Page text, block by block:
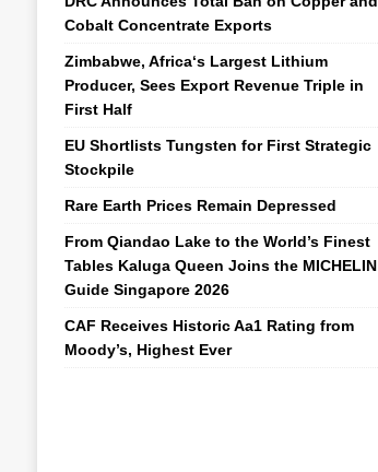
Cobalt Concentrate Exports
Zimbabwe, Africa‘s Largest Lithium
Producer, Sees Export Revenue Triple in
First Half
EU Shortlists Tungsten for First Strategic
Stockpile
Rare Earth Prices Remain Depressed
From Qiandao Lake to the World’s Finest
Tables Kaluga Queen Joins the MICHELIN
Guide Singapore 2026
CAF Receives Historic Aa1 Rating from
Moody’s, Highest Ever